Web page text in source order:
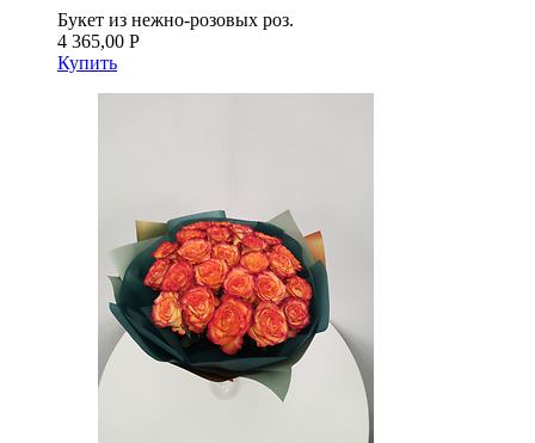
Букет из нежно-розовых роз.
4 365,00 Р
Купить